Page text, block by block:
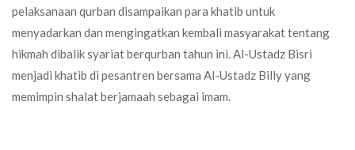
pelaksanaan qurban disampaikan para khatib untuk
menyadarkan dan mengingatkan kembali masyarakat tentang
hikmah dibalik syariat berqurban tahun ini. Al-Ustadz Bisri
menjadi khatib di pesantren bersama Al-Ustadz Billy yang
memimpin shalat berjamaah sebagai imam.